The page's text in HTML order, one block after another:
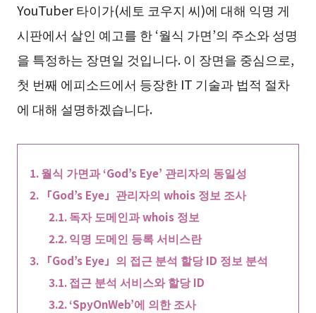
YouTuber 타이가(세토 코우지 씨)에 대해 익명 게
시판에서 살인 예고를 한 ‘월식 가면’의 주소와 성명
을 특정하는 장면일 것입니다. 이 장면을 중심으로,
첫 번째 에피소드에서 등장한 IT 기술과 법적 절차
에 대해 설명하겠습니다.
월식 가면과 ‘God’s Eye’ 관리자의 동일성
「God’s Eye」관리자의 whois 정보 조사
독자 도메인과 whois 정보
익명 도메인 등록 서비스란
「God’s Eye」의 접근 분석 할당 ID 정보 분석
접근 분석 서비스와 할당 ID
‘SpyOnWeb’에 의한 조사